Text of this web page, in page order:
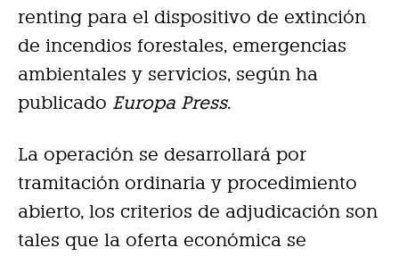
renting para el dispositivo de extinción
de incendios forestales, emergencias
ambientales y servicios, según ha
publicado Europa Press.
La operación se desarrollará por
tramitación ordinaria y procedimiento
abierto, los criterios de adjudicación son
tales que la oferta económica se